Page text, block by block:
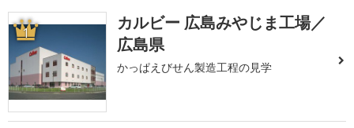
1
カルビー 広島みやじま工場／
広島県
かっぱえびせん製造工程の見学